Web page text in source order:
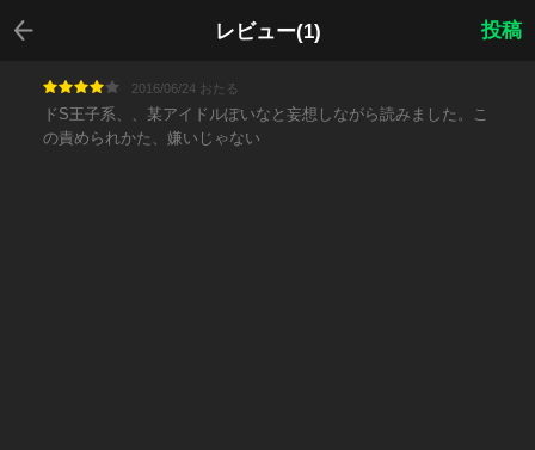
レビュー(1)
戻る
投稿
2016/06/24 おたる
ドS王子系、、某アイドルぽいなと妄想しながら読みました。こ
の責められかた、嫌いじゃない